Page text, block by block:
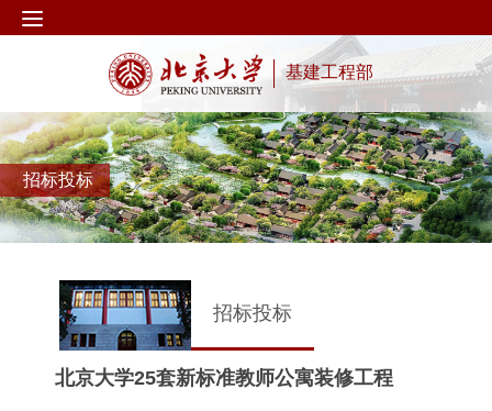
基建工程部
招标投标
招标投标
北京大学25套新标准教师公寓装修工程